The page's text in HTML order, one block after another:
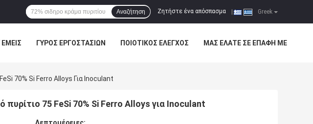
Greek
Ζητήστε ένα απόσπασμα
Αναζήτηση
ΕΜΕΊΣ ΓΎΡΟΣ ΕΡΓΟΣΤΑΣΊΩΝ ΠΟΙΟΤΙΚΌΣ ΈΛΕΓΧΟΣ ΜΑΣ ΕΛΆΤΕ ΣΕ ΕΠΑΦΉ ΜΕ
70% Si Ferro Alloys Για Inoculant
πυρίτιο 75 FeSi 70% Si Ferro Alloys για Inoculant